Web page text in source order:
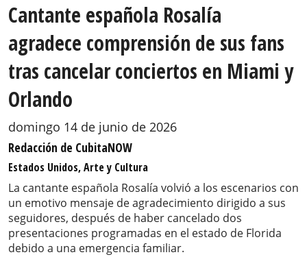
Cantante española Rosalía
agradece comprensión de sus fans
tras cancelar conciertos en Miami y
Orlando
domingo 14 de junio de 2026
Redacción de CubitaNOW
Estados Unidos, Arte y Cultura
La cantante española Rosalía volvió a los escenarios con
un emotivo mensaje de agradecimiento dirigido a sus
seguidores, después de haber cancelado dos
presentaciones programadas en el estado de Florida
debido a una emergencia familiar.